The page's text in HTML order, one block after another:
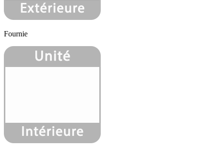
Fournie